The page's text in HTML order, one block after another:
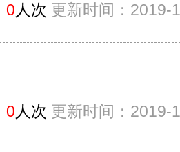
0 人次 更新时间：2019-
0 人次 更新时间：2019-